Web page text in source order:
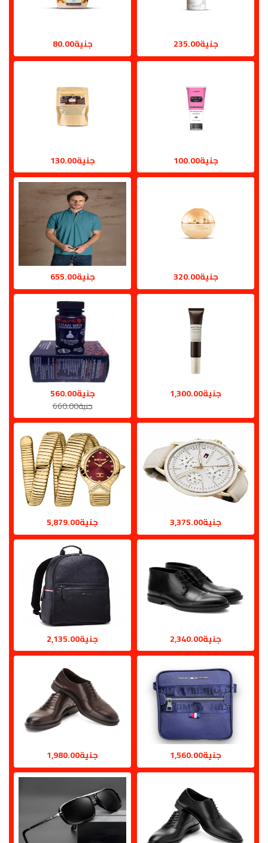
جنية235.00 جنية80.00
جنية100.00 جنية130.00
جنية320.00 جنية655.00
جنية1,300.00
جنية560.00
جنية660.00
جنية3,375.00 جنية5,879.00
جنية2,340.00 جنية2,135.00
جنية1,560.00 جنية1,980.00